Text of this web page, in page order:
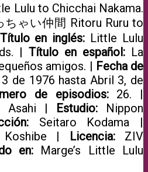
Lulu to Chicchai Nakama.
ゃい仲間 Ritoru Ruru to
Título en inglés: Little Lulu
| Título en español: La
amigos. | Fecha de
de 1976 hasta Abril 3, de
de episodios:26. |
Asahi | Estudio: Nippon
Seitaro Kodama |
Koshibe | Licencia:ZIV
en: Marge’s Little Lulu